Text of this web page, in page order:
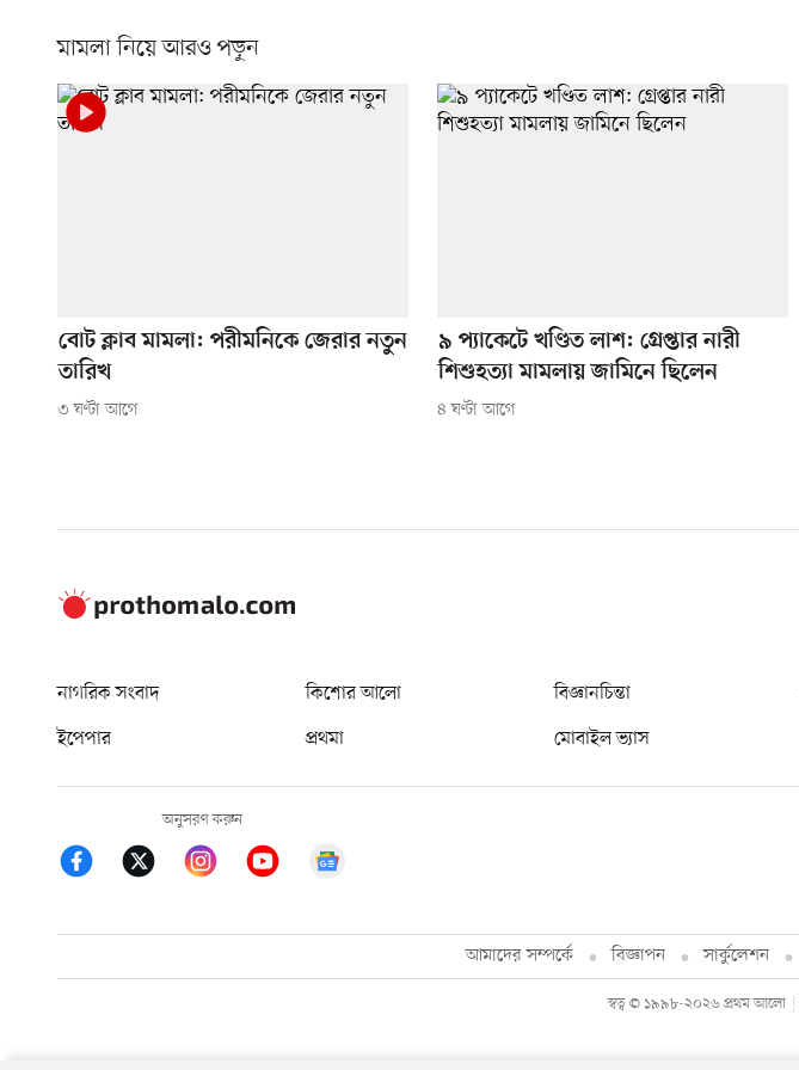
মামলা নিয়ে আরও পড়ুন
বোট ক্লাব মামলা: পরীমনিকে জেরার নতুন
তারিখ
৩ ঘণ্টা আগে
৯ প্যাকেটে খণ্ডিত লাশ: গ্রেপ্তার নারী
শিশুহত্যা মামলায় জামিনে ছিলেন
৪ ঘণ্টা আগে
নাগরিক সংবাদ কিশোর আলো বিজ্ঞানচিন্তা
ইপেপার
প্রথমা মোবাইল ভ্যাস
অনুসরণ করুন
আমাদের সম্পর্কে বিজ্ঞাপন সার্কুলেশন
স্বত্ব © ১৯৯৮-২০২৬ প্রথম আলো